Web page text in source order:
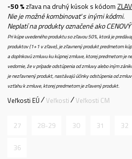
-50 %zľava na druhý kúsok s kódom
Nie je možné kombinovať s inými kódmi.
Neplatí na produkty označené ako CENOVÝ
Pri kúpe uvedeného produktu so zľavou 50%, ktorá je
produktov (1+1 v zľave), je zľavnený produkt predmetom
a doplnkovú zmluvu ku kúpnej zmluve, ktorej predmetom je
vedomie, že v prípade odstúpenia od zmluvy alebo iným
je nezľavnený produkt, nastávajú účinky odstúpenia od
vzťahu k zmluve, ktorej predmetom je zľavený produkt.
Veľkosti EÚ Veľkosti Veľkosti CM
27 28-29 30 31 32
36